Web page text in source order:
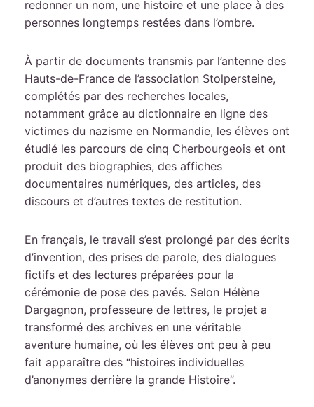
redonner un nom, une histoire et une place à des
personnes longtemps restées dans l’ombre.
À partir de documents transmis par l’antenne des
Hauts-de-France de l’association Stolpersteine,
complétés par des recherches locales,
notamment grâce au dictionnaire en ligne des
victimes du nazisme en Normandie, les élèves ont
étudié les parcours de cinq Cherbourgeois et ont
produit des biographies, des affiches
documentaires numériques, des articles, des
discours et d’autres textes de restitution.
En français, le travail s’est prolongé par des écrits
d’invention, des prises de parole, des dialogues
fictifs et des lectures préparées pour la
cérémonie de pose des pavés. Selon Hélène
Dargagnon, professeure de lettres, le projet a
transformé des archives en une véritable
aventure humaine, où les élèves ont peu à peu
fait apparaître des “histoires individuelles
d’anonymes derrière la grande Histoire”.